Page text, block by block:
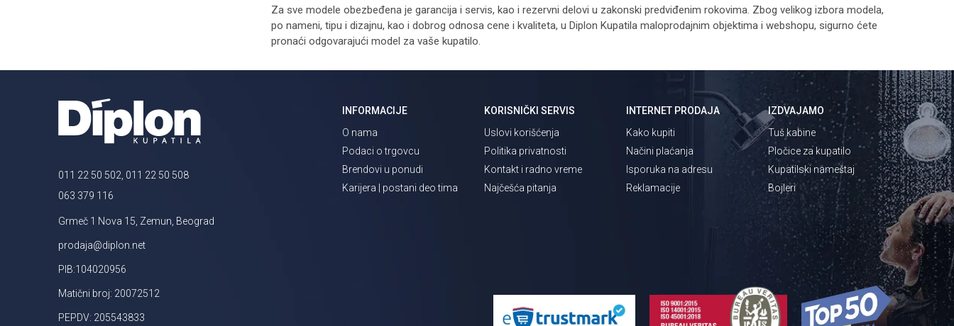
Za sve modele obezbeđena je garancija i servis, kao i rezervni delovi u zakonski predviđenim rokovima. Zbog velikog izbora modela,
po nameni, tipu i dizajnu, kao i dobrog odnosa cene i kvaliteta, u Diplon Kupatila maloprodajnim objektima i webshopu, sigurno ćete
pronaći odgovarajući model za vaše kupatilo.
011 22 50 502, 011 22 50 508
063 379 116
Grmeč 1 Nova 15, Zemun, Beograd
prodaja@diplon.net
PIB:104020956
Matični broj: 20072512
PEPDV: 205543833
INFORMACIJE
O nama
Podaci o trgovcu
Brendovi u ponudi
Karijera | postani deo tima
KORISNIČKI SERVIS
Uslovi korišćenja
Politika privatnosti
Kontakt i radno vreme
Najčešća pitanja
INTERNET PRODAJA
Kako kupiti
Načini plaćanja
Isporuka na adresu
Reklamacije
IZDVAJAMO
Tuš kabine
Pločice za kupatilo
Kupatilski nameštaj
Bojleri